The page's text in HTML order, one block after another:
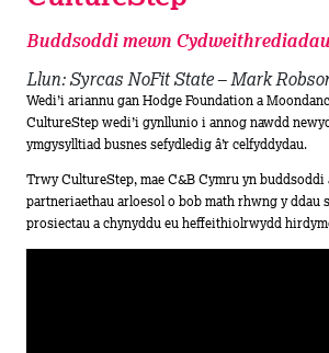
Buddsoddi mewn
Llun: Syrcas NoFit State – Mark
Wedi’i ariannu gan Hodge Foundation a
CultureStep wedi’i gynllunio i annog nawdd
ymgysylltiad busnes sefydledig â’r celfyddydau.
Trwy CultureStep, mae C&B Cymru yn
partneriaethau arloesol o bob math rhwng y ddau
prosiectau a chynyddu eu heffeithiolrwydd